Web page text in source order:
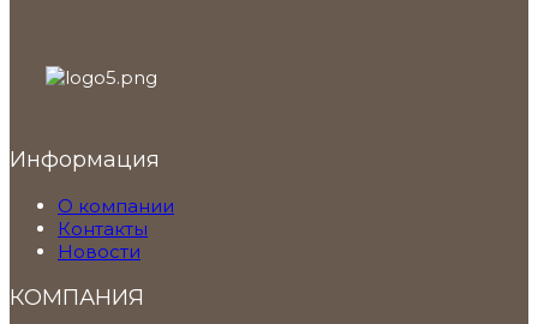
Информация
О компании
Контакты
Новости
КОМПАНИЯ